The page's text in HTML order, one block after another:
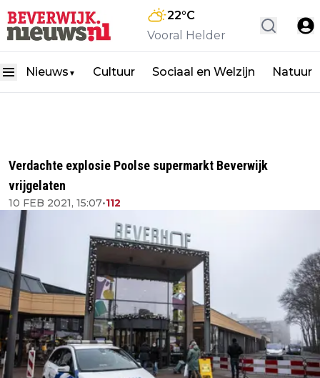
22°C
Vooral Helder
Nieuws ▼ Cultuur Sociaal en Welzijn Natuur
Verdachte explosie Poolse supermarkt Beverwijk
vrijgelaten
10 FEB 2021, 15:07•112